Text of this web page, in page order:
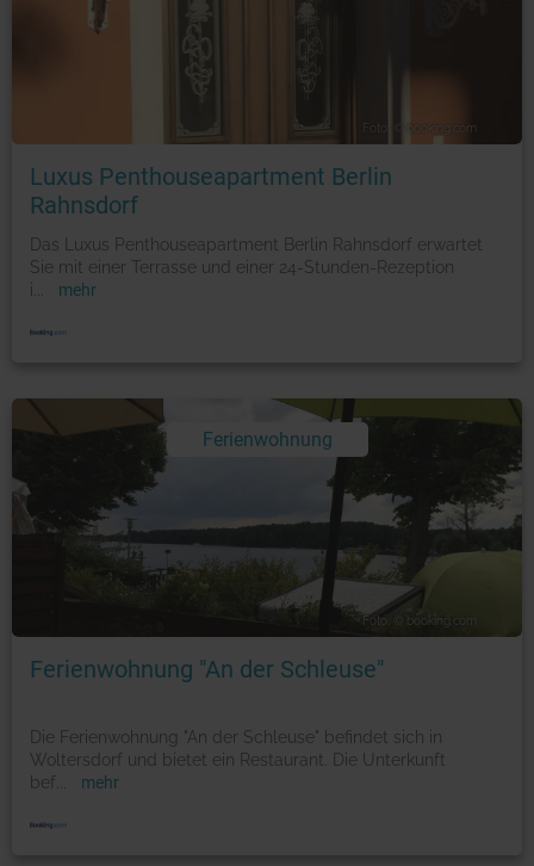
Foto: © booking.com
Luxus Penthouseapartment Berlin
Rahnsdorf
Das Luxus Penthouseapartment Berlin Rahnsdorf erwartet
Sie mit einer Terrasse und einer 24-Stunden-Rezeption
i
mehr
Ferienwohnung
Foto: © booking.com
Ferienwohnung "An der Schleuse"
Die Ferienwohnung "An der Schleuse" befindet sich in
Woltersdorf und bietet ein Restaurant. Die Unterkunft
bef
mehr